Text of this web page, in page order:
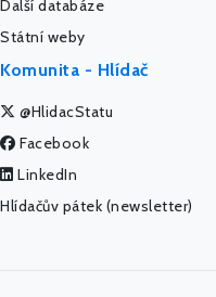
Další databáze
Státní weby
Komunita - Hlídač
@HlidacStatu
Facebook
LinkedIn
Hlídačův pátek (newsletter)